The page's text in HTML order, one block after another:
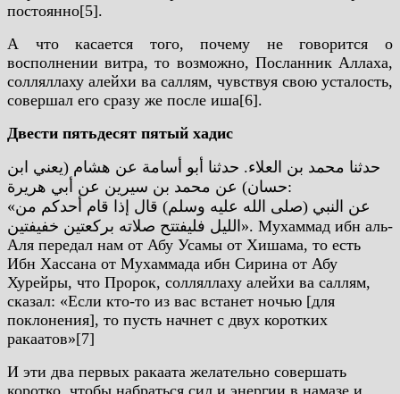
постоянно[5].
А что касается того, почему не говорится о
восполнении витра, то возможно, Посланник Аллаха,
солляллаху алейхи ва саллям, чувствуя свою усталость,
совершал его сразу же после иша[6].
Двести пятьдесят пятый хадис
حدثنا محمد بن العلاء. حدثنا أبو أسامة عن هشام (يعني ابن
حسان) عن محمد بن سيرين عن أبي هريرة:
«عن النبي (صلى الله عليه وسلم) قال إذا قام أحدكم من
الليل فليفتتح صلاته بركعتين خفيفتين». Мухаммад ибн аль-
Аля передал нам от Абу Усамы от Хишама, то есть
Ибн Хассана от Мухаммада ибн Сирина от Абу
Хурейры, что Пророк, солляллаху алейхи ва саллям,
сказал: «Если кто-то из вас встанет ночью [для
поклонения], то пусть начнет с двух коротких
ракаатов»[7]
И эти два первых ракаата желательно совершать